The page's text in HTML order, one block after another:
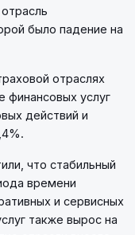
было падение на
отраслях
финансовых услуг
действий и
что стабильный
времени
и сервисных
также вырос на